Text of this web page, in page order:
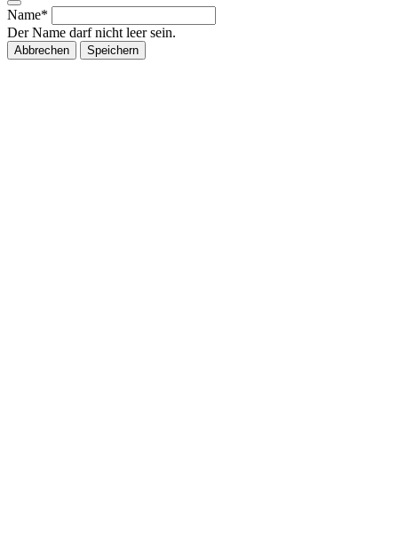
Name*
Der Name darf nicht leer sein.
Abbrechen Speichern